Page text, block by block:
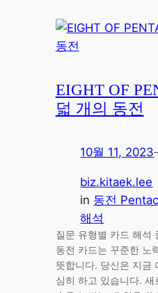
EIGHT OF
덟 개의 동전
10월 11, 2023
biz.kitaek.lee
in 동전
해석
질문 유형별 카드 해석
동전 카드는 꾸준한 노
뜻합니다. 당신은 지금
심히 하고 있습니다.